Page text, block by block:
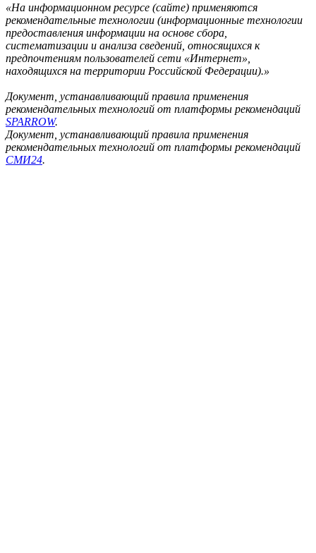
«На информационном ресурсе (сайте) применяются
рекомендательные технологии (информационные технологии
предоставления информации на основе сбора,
систематизации и анализа сведений, относящихся к
предпочтениям пользователей сети «Интернет»,
находящихся на территории Российской Федерации).»
Документ, устанавливающий правила применения
рекомендательных технологий от платформы рекомендаций
SPARROW.
Документ, устанавливающий правила применения
рекомендательных технологий от платформы рекомендаций
СМИ24.